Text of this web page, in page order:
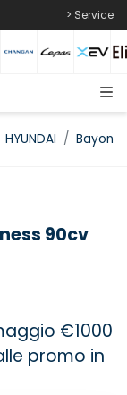
> Service
HYUNDAI Bayon
90cv
€1000
promo in